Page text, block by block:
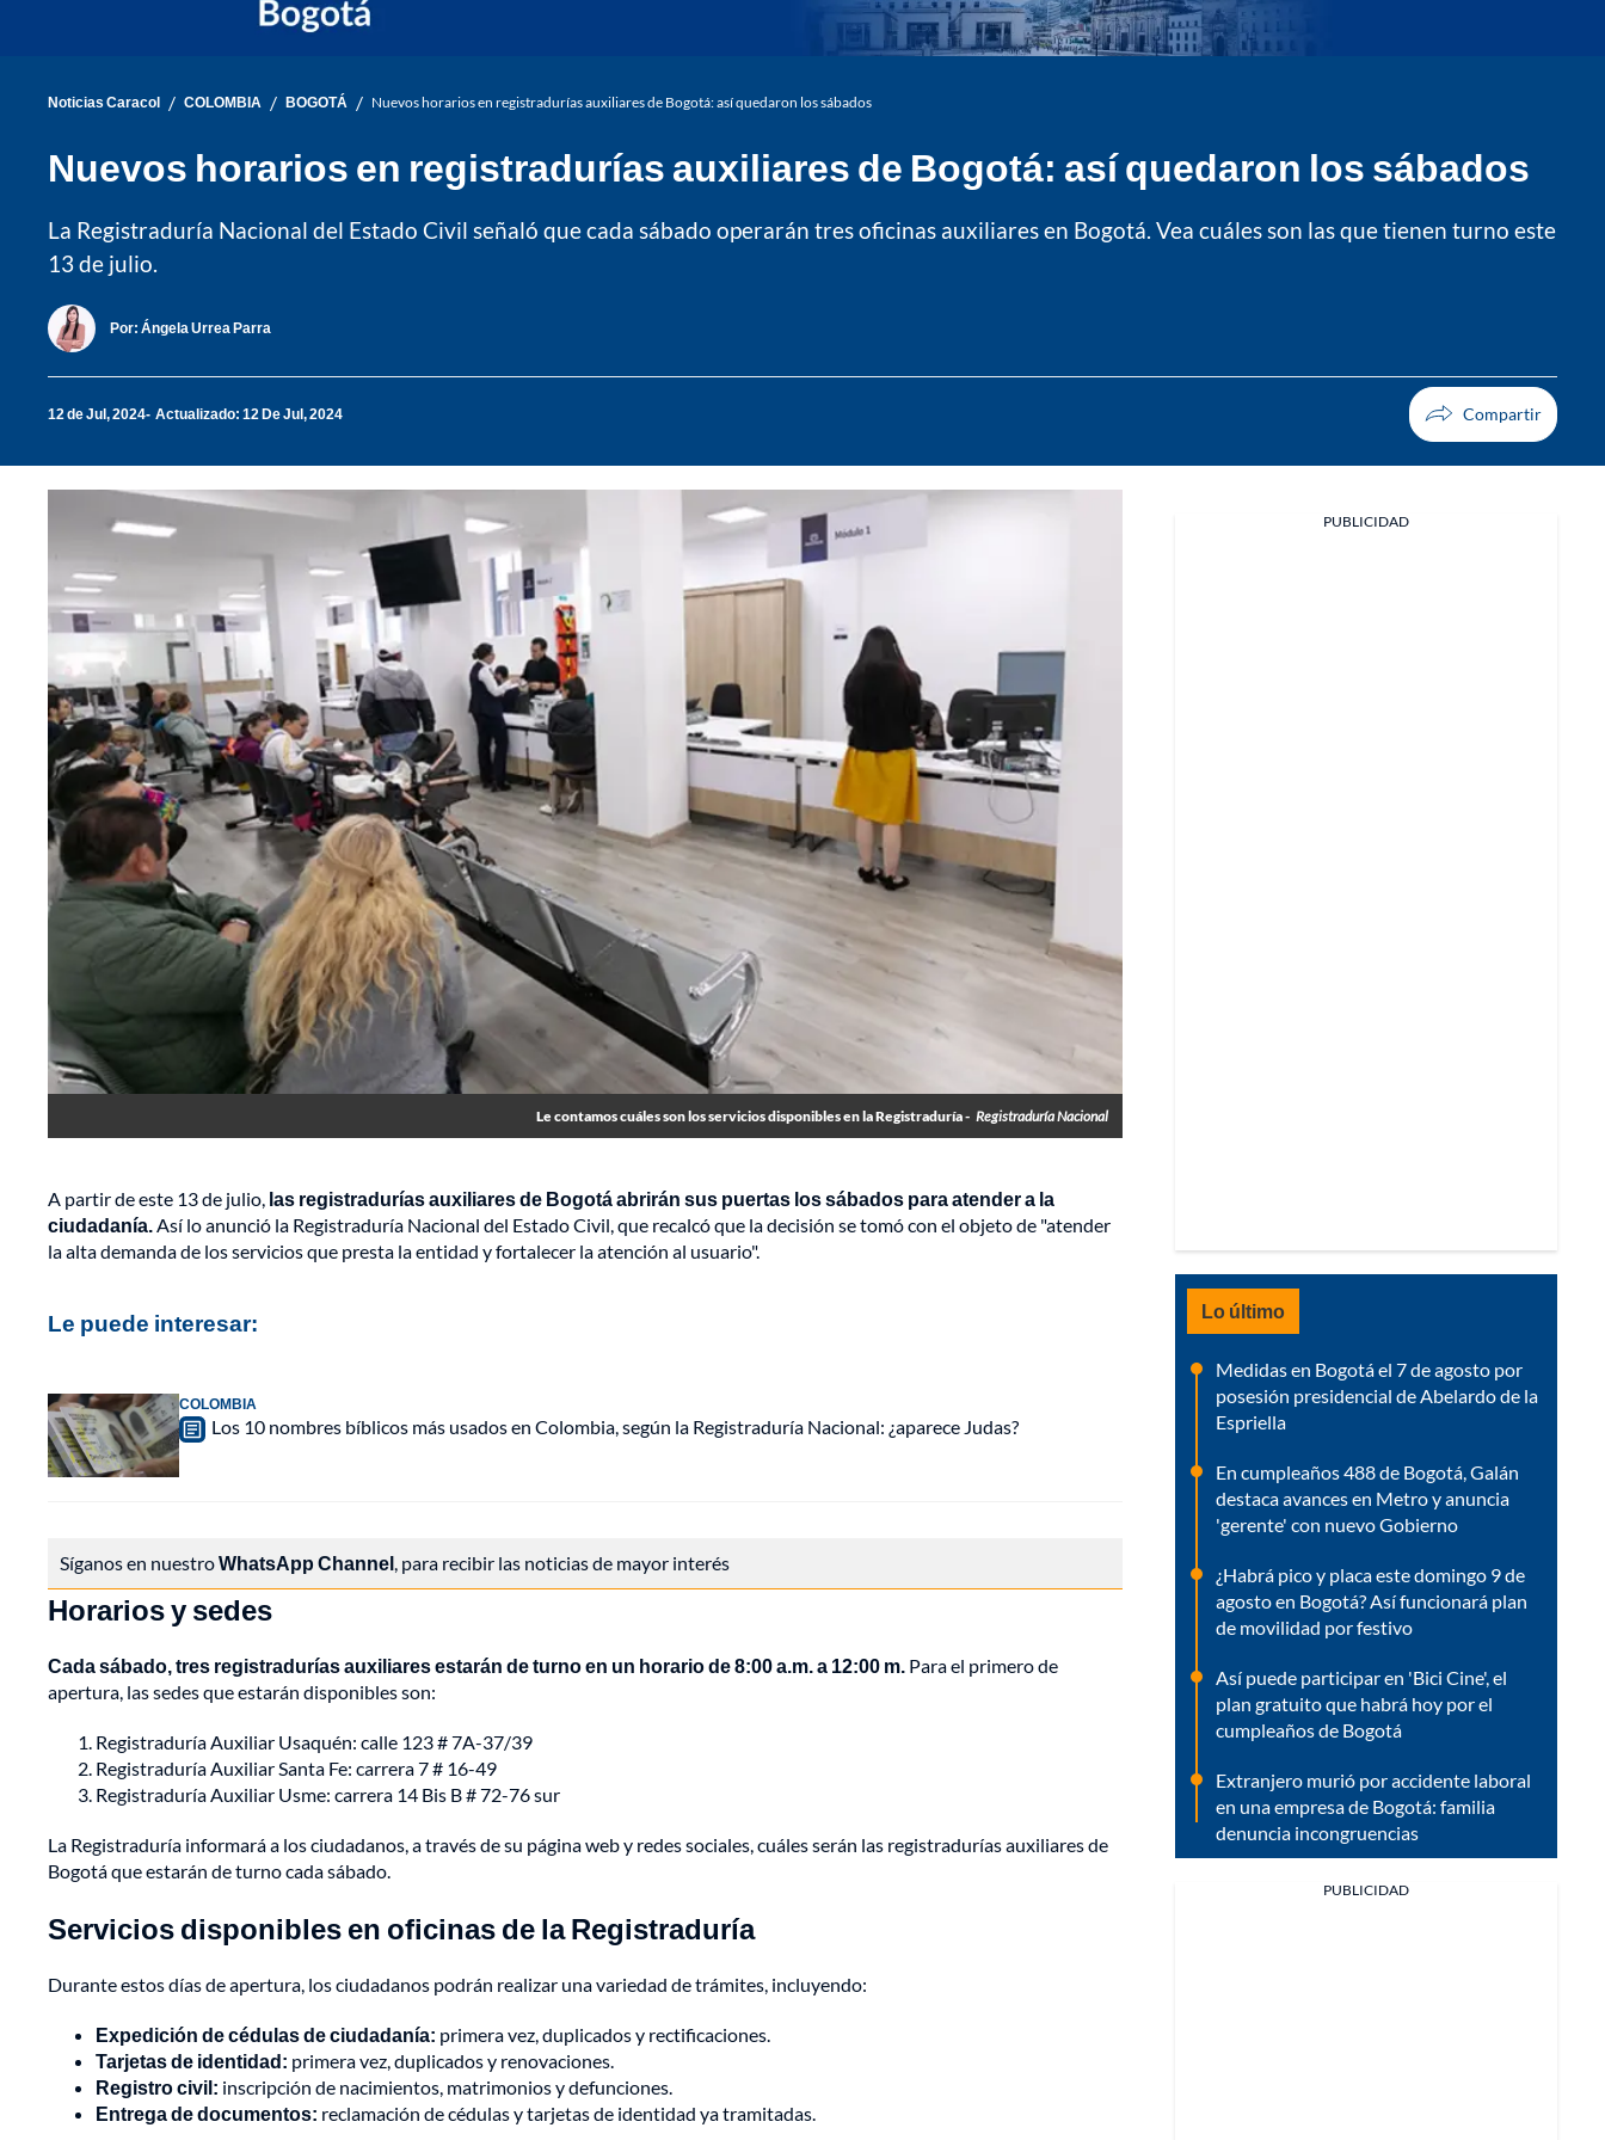
Noticias Caracol / COLOMBIA / BOGOTÁ / Nuevos horarios en registradurías auxiliares de Bogotá: así quedaron los sábados
Nuevos horarios en registradurías auxiliares de Bogotá: así quedaron los sábados
La Registraduría Nacional del Estado Civil señaló que cada sábado operarán tres oficinas auxiliares en Bogotá. Vea cuáles son las que tienen turno este
13 de julio.
Por: Ángela Urrea Parra
12 de Jul, 2024 Actualizado: 12 De Jul, 2024
Le contamos cuáles son los servicios disponibles en la Registraduría - Registraduría Nacional
A partir de este 13 de julio, las registradurías auxiliares de Bogotá abrirán sus puertas los sábados para atender a la
ciudadanía.Así lo anunció la Registraduría Nacional del Estado Civil, que recalcó que la decisión se tomó con el objeto de "atender
la alta demanda de los servicios que presta la entidad y fortalecer la atención al usuario".
Le puede interesar:
COLOMBIA
Los 10 nombres bíblicos más usados en Colombia, según la Registraduría Nacional: ¿aparece Judas?
Síganos en nuestroWhatsApp Channel, para recibir las noticias de mayor interés
Horarios y sedes
Cada sábado, tres registradurías auxiliares estarán de turno en un horario de 8:00 a.m. a 12:00 m. Para el primero de
apertura, las sedes que estarán disponibles son:
Registraduría Auxiliar Usaquén: calle 123 # 7A-37/39
Registraduría Auxiliar Santa Fe: carrera 7 # 16-49
Registraduría Auxiliar Usme: carrera 14 Bis B # 72-76 sur
La Registraduría informará a los ciudadanos, a través de su página web y redes sociales, cuáles serán las registradurías auxiliares de
Bogotá que estarán de turno cada sábado.
Servicios disponibles en oficinas de la Registraduría
Durante estos días de apertura, los ciudadanos podrán realizar una variedad de trámites, incluyendo:
Expedición de cédulas de ciudadanía: primera vez, duplicados y rectificaciones.
Tarjetas de identidad: primera vez, duplicados y renovaciones.
Registro civil: inscripción de nacimientos, matrimonios y defunciones.
Entrega de documentos: reclamación de cédulas y tarjetas de identidad ya tramitadas.
PUBLICIDAD
Lo último
Medidas en Bogotá el 7 de agosto por
posesión presidencial de Abelardo de la
Espriella
En cumpleaños 488 de Bogotá, Galán
destaca avances en Metro y anuncia
'gerente' con nuevo Gobierno
¿Habrá pico y placa este domingo 9 de
agosto en Bogotá? Así funcionará plan
de movilidad por festivo
Así puede participar en 'Bici Cine', el
plan gratuito que habrá hoy por el
cumpleaños de Bogotá
Extranjero murió por accidente laboral
en una empresa de Bogotá: familia
denuncia incongruencias
PUBLICIDAD